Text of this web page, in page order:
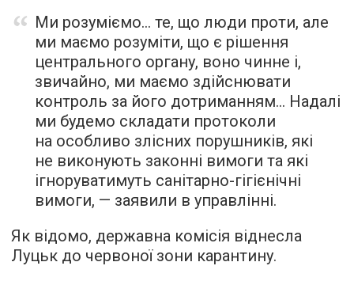
Ми розуміємо… те, що люди проти, але
ми маємо розуміти, що є рішення
центрального органу, воно чинне і,
звичайно, ми маємо здійснювати
контроль за його дотриманням… Надалі
ми будемо складати протоколи
на особливо злісних порушників, які
не виконують законні вимоги та які
ігноруватимуть санітарно-гігієнічні
вимоги, — заявили в управлінні.
Як відомо, державна комісія віднесла
Луцьк до червоної зони карантину.